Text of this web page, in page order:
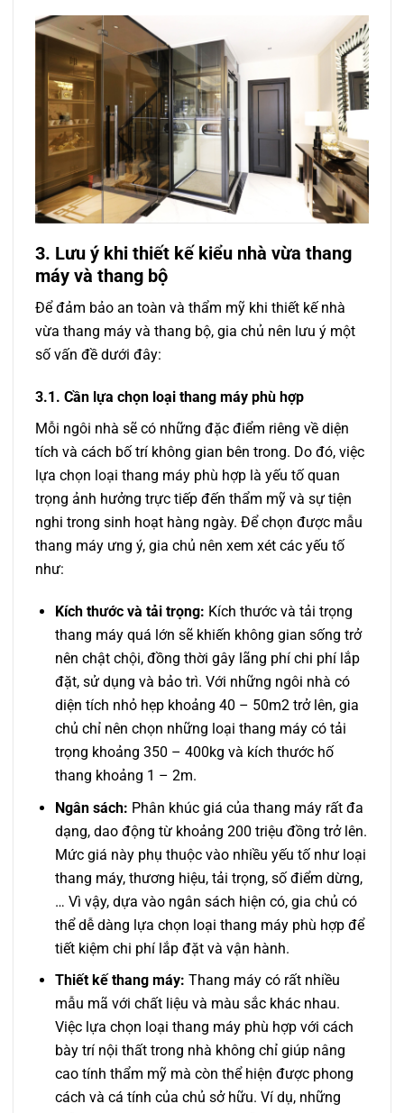
3. Lưu ý khi thiết kế kiểu nhà vừa thang
máy và thang bộ
Để đảm bảo an toàn và thẩm mỹ khi thiết kế nhà
vừa thang máy và thang bộ, gia chủ nên lưu ý một
số vấn đề dưới đây:
3.1. Cần lựa chọn loại thang máy phù hợp
Mỗi ngôi nhà sẽ có những đặc điểm riêng về diện
tích và cách bố trí không gian bên trong. Do đó, việc
lựa chọn loại thang máy phù hợp là yếu tố quan
trọng ảnh hưởng trực tiếp đến thẩm mỹ và sự tiện
nghi trong sinh hoạt hàng ngày. Để chọn được mẫu
thang máy ưng ý, gia chủ nên xem xét các yếu tố
như:
Kích thước và tải trọng: Kích thước và tải trọng
thang máy quá lớn sẽ khiến không gian sống trở
nên chật chội, đồng thời gây lãng phí chi phí lắp
đặt, sử dụng và bảo trì. Với những ngôi nhà có
diện tích nhỏ hẹp khoảng 40 – 50m2 trở lên, gia
chủ chỉ nên chọn những loại thang máy có tải
trọng khoảng 350 – 400kg và kích thước hố
thang khoảng 1 – 2m.
Ngân sách: Phân khúc giá của thang máy rất đa
dạng, dao động từ khoảng 200 triệu đồng trở lên.
Mức giá này phụ thuộc vào nhiều yếu tố như loại
thang máy, thương hiệu, tải trọng, số điểm dừng,
… Vì vậy, dựa vào ngân sách hiện có, gia chủ có
thể dễ dàng lựa chọn loại thang máy phù hợp để
tiết kiệm chi phí lắp đặt và vận hành.
Thiết kế thang máy: Thang máy có rất nhiều
mẫu mã với chất liệu và màu sắc khác nhau.
Việc lựa chọn loại thang máy phù hợp với cách
bày trí nội thất trong nhà không chỉ giúp nâng
cao tính thẩm mỹ mà còn thể hiện được phong
cách và cá tính của chủ sở hữu. Ví dụ, những